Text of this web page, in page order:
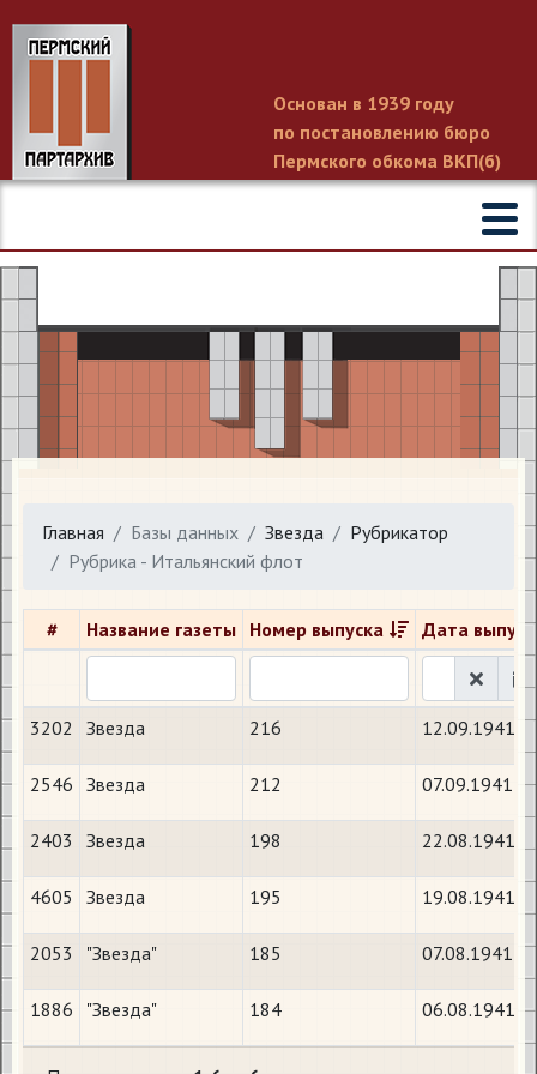
Основан в 1939 году
по постановлению бюро
Пермского обкома ВКП(б)
Главная Базы данных Звезда
Рубрикатор
Рубрика - Итальянский флот
# Название газеты Номер выпуска Дата
3202 Звезда 216 12.09.1941
2546 Звезда 212 07.09.1941
2403 Звезда 198 22.08.1941
4605 Звезда 195 19.08.1941
2053 "Звезда" 185 07.08.1941
1886 "Звезда" 184 06.08.1941